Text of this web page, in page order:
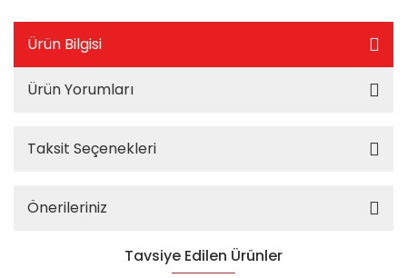
Ürün Bilgisi
Ürün Yorumları
Taksit Seçenekleri
Önerileriniz
Tavsiye Edilen Ürünler